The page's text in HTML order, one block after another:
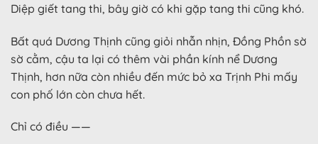
Diệp giết tang thi, bây giờ có khi gặp tang thi cũng khó.
Bất quá Dương Thịnh cũng giỏi nhẫn nhịn, Đồng Phồn sờ
sờ cằm, cậu ta lại có thêm vài phần kính nể Dương
Thịnh, hơn nữa còn nhiều đến mức bỏ xa Trịnh Phi mấy
con phố lớn còn chưa hết.
Chỉ có điều ——